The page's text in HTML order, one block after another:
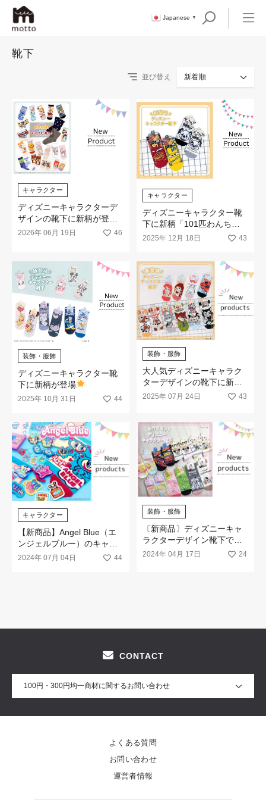
Japanese ▼
靴下
並び替え 新着順
キャラクター
ディズニーキャラクターデ
ザインの靴下に新柄が登場
です
2026年 06月 19日 46
キャラクター
ディズニーキャラクター靴
下に新柄「101匹わんちゃ
ん」「カーズ」が登場
2025年 12月 18日 43
装飾・服飾
ディズニーキャラクター靴
下に新柄が登場
2025年 10月 31日 44
装飾・服飾
大人気ディズニーキャラク
ターデザインの靴下に新柄
が登場☆
2025年 07月 24日 43
キャラクター
【新商品】Angel Blue（エ
ンジェルブルー）のキャラ
クターグッズが新発売☆
2024年 07月 04日 44
装飾・服飾
〔新商品〕ディズニーキャ
ラクターデザイン靴下で足
元から楽しく♪
2024年 04月 17日 24
CONTACT
100円・300円均一商材に関するお問い合わせ
よくある質問
お問い合わせ
運営者情報